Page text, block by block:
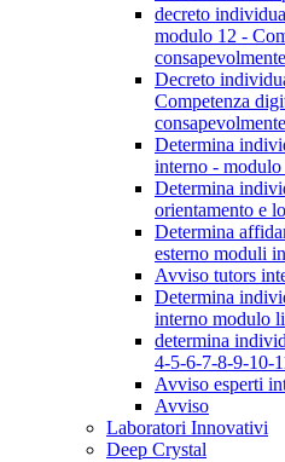
decreto
modulo 12 -
Decreto
Competenza
Determina
interno -
Determina
orientamento e
Determina
esterno moduli
Avviso tutors
Determina
interno modulo
determina
4-5-6-7-8-9-10-
Avviso esperti
Avviso
Laboratori Innovativi
Deep Crystal